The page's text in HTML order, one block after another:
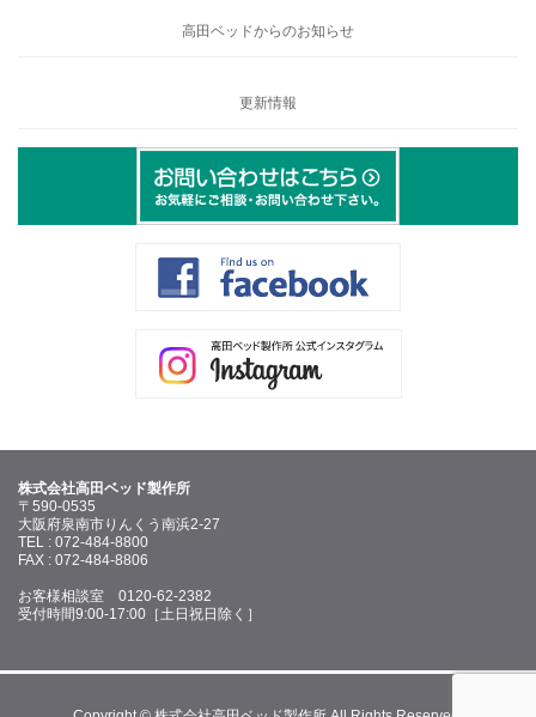
高田ベッドからのお知らせ
更新情報
株式会社高田ベッド製作所
〒590-0535
大阪府泉南市りんくう南浜2-27
TEL : 072-484-8800
FAX : 072-484-8806
お客様相談室 0120-62-2382
受付時間9:00-17:00［土日祝日除く］